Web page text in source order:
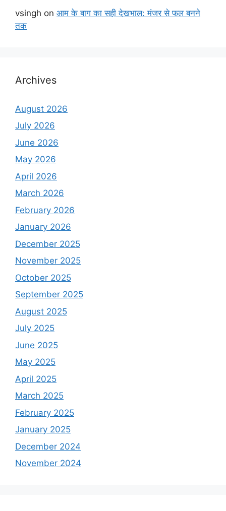
vsingh on आम के बाग का सही देखभाल: मंजर से फल बनने
तक
Archives
August 2026
July 2026
June 2026
May 2026
April 2026
March 2026
February 2026
January 2026
December 2025
November 2025
October 2025
September 2025
August 2025
July 2025
June 2025
May 2025
April 2025
March 2025
February 2025
January 2025
December 2024
November 2024